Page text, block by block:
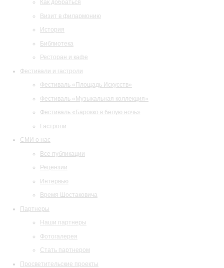
Как добраться
Визит в филармонию
История
Библиотека
Ресторан и кафе
Фестивали и гастроли
Фестиваль «Площадь Искусств»
Фестиваль «Музыкальная коллекция»
Фестиваль «Барокко в белую ночь»
Гастроли
СМИ о нас
Все публикации
Рецензии
Интервью
Время Шостаковича
Партнеры
Наши партнеры
Фотогалерея
Стать партнером
Просветительские проекты